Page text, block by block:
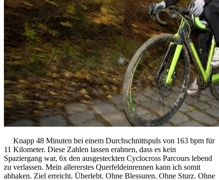
Knapp 48 Minuten bei einem Durchschnittspuls von 163 bpm für
11 Kilometer. Diese Zahlen lassen erahnen, dass es kein
Spaziergang war, 6x den ausgesteckten Cyclocross Parcours lebend
zu verlassen. Mein allererstes Querfeldeinrennen kann ich somit
abhaken. Ziel erreicht. Überlebt. Ohne Blessuren. Ohne Sturz. Ohne